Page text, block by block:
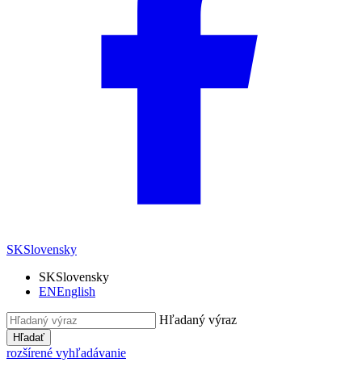
SKSlovensky
SKSlovensky
ENEnglish
Hľadaný výraz
Hľadať
rozšírené vyhľadávanie